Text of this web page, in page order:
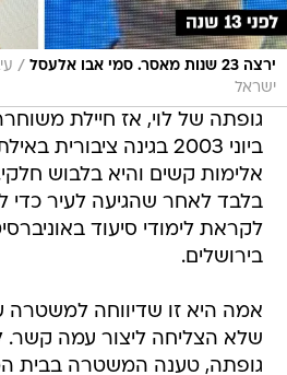
ירצה 23 שנות מאסר. סמי אבו אלעסל /
ישראל
גופתה של לוי, אז חיילת
ביוני 2003 בגינה
אלימות קשים והיא בלבוש
בלבד לאחר שהגיעה לעיר כדי
לקראת לימודי סיעוד
בירושלים.
אמה היא זו שדיווחה
שלא הצליחה ליצור עמה
גופתה, טענה המשטרה בבית